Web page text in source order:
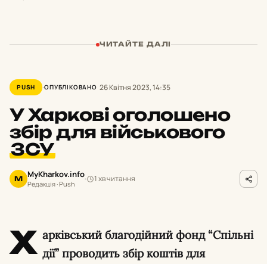
ЧИТАЙТЕ ДАЛІ
PUSH ОПУБЛІКОВАНО 26 Квітня 2023, 14:35
У Харкові оголошено
збір для військового
ЗСУ
M MyKharkov.info
Редакція · Push
1 хв читання
Х арківський благодійний фонд “Спільні
дії” проводить збір коштів для